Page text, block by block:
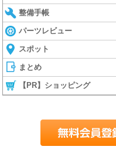
整備手帳
パーツレビュー
スポット
まとめ
【PR】ショッピング